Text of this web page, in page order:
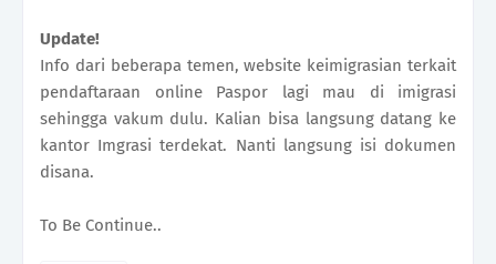
Update!
Info dari beberapa temen, website keimigrasian terkait
pendaftaraan online Paspor lagi mau di imigrasi
sehingga vakum dulu. Kalian bisa langsung datang ke
kantor Imgrasi terdekat. Nanti langsung isi dokumen
disana.
To Be Continue..